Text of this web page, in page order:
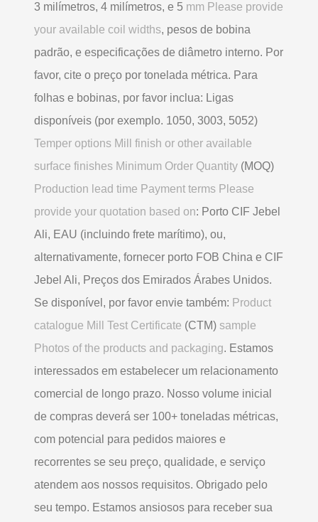
3 milímetros, 4 milímetros, e 5 mm Please provide
your available coil widths, pesos de bobina
padrão, e especificações de diâmetro interno. Por
favor, cite o preço por tonelada métrica. Para
folhas e bobinas, por favor inclua: Ligas
disponíveis (por exemplo. 1050, 3003, 5052)
Temper options Mill finish or other available
surface finishes Minimum Order Quantity (MOQ)
Production lead time Payment terms Please
provide your quotation based on: Porto CIF Jebel
Ali, EAU (incluindo frete marítimo), ou,
alternativamente, fornecer porto FOB China e CIF
Jebel Ali, Preços dos Emirados Árabes Unidos.
Se disponível, por favor envie também: Product
catalogue Mill Test Certificate (CTM) sample
Photos of the products and packaging. Estamos
interessados ​​em estabelecer um relacionamento
comercial de longo prazo. Nosso volume inicial
de compras deverá ser 100+ toneladas métricas,
com potencial para pedidos maiores e
recorrentes se seu preço, qualidade, e serviço
atendem aos nossos requisitos. Obrigado pelo
seu tempo. Estamos ansiosos para receber sua